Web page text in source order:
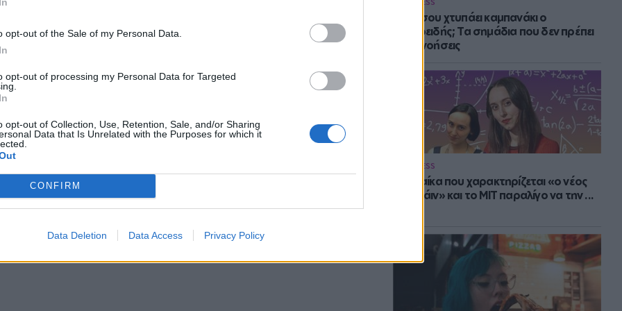
opt-out of the Sale of my Personal Data.
opt-out of processing my Personal Data for Targeted
opt-out of Collection, Use, Retention, Sale, and/or Sharing
Data that Is Unrelated with the Purposes for which it
CONFIRM
Data Deletion Data Access Privacy Policy
Πότε σου χτυπάει καμπανάκι ο
θυρεοειδής; Τα σημάδια που δεν πρέπει
να αγνοήσεις
WELLNESS
Η γυναίκα που χαρακτηρίζεται «ο νέος
Αϊνστάιν» και το MIT παραλίγο να την ...
τους ενήλικες ως βαρετούς και
σκοπός της ζωής τους ήταν να εργαστούν
οφείλεται σε ένα παγκόσμιο φαινόμενο
τους αρέσει να διασκεδάζουν με
«παιδικές», όπως η ανάγνωση κόμικ, η
κινούμενων σχεδίων.